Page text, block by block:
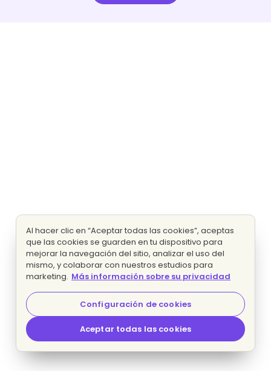
Al hacer clic en “Aceptar todas las cookies”, aceptas
que las cookies se guarden en tu dispositivo para
mejorar la navegación del sitio, analizar el uso del
mismo, y colaborar con nuestros estudios para
marketing. Más información sobre su privacidad
Configuración de cookies
Aceptar todas las cookies